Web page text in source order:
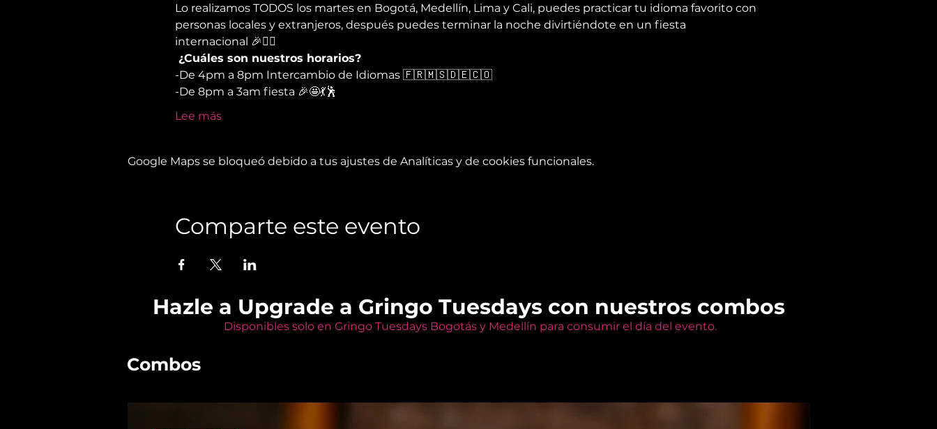
Lo realizamos TODOS los martes en Bogotá, Medellín, Lima y Cali, puedes practicar tu idioma favorito con
personas locales y extranjeros, después puedes terminar la noche divirtiéndote en un fiesta
internacional 🎉✌🏻
¿Cuáles son nuestros horarios?
-De 4pm a 8pm Intercambio de Idiomas 🇫🇷🇲🇸🇩🇪🇨🇴
-De 8pm a 3am fiesta 🎉🤩💃🕺
Lee más
Google Maps se bloqueó debido a tus ajustes de Analíticas y de cookies funcionales.
Comparte este evento
Hazle a Upgrade a Gringo Tuesdays con nuestros combos
Disponibles solo en Gringo Tuesdays Bogotás y Medellín para consumir el día del evento.
Combos